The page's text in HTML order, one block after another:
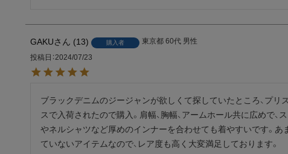
GAKU 13 購入者 東京都 60代 男性
投稿日 2024/07/23
ブラックデニムのジージャンが欲しくて探していたところ、プリ
スで入荷されたので購入。肩幅、胸幅、アームホール共に広めで、
やネルシャツなど厚めのインナーを合わせても着やすいです。あ
ていないアイテムなので、レア度も高く大変満足しております。